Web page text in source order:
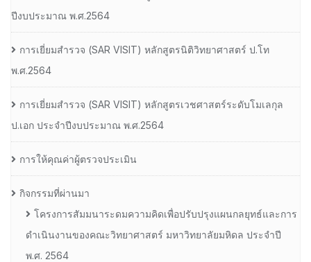
ปีงบประมาณ พ.ศ.2564
การเยี่ยมสํารวจ (SAR VISIT) หลักสูตรนิติวิทยาศาสตร์ ป.โท
พ.ศ.2564
การเยี่ยมสํารวจ (SAR VISIT) หลักสูตรเวชศาสตร์ระดับโมเลกุล
ป.เอก ประจําปีงบประมาณ พ.ศ.2564
การให้คุณค่าผู้ตรวจประเมิน
กิจกรรมที่ผ่านมา
โครงการสัมมนาระดมความคิดเพื่อปรับปรุงแผนกลยุทธ์และการ
ดำเนินงานของคณะวิทยาศาสตร์ มหาวิทยาลัยมหิดล ประจำปี
พ.ศ. 2564